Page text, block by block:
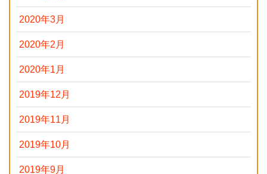
2020年3月
2020年2月
2020年1月
2019年12月
2019年11月
2019年10月
2019年9月